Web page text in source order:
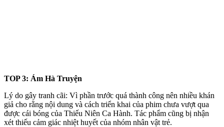
TOP 3: Ám Hà Truyện
Lý do gây tranh cãi: Vì phần trước quá thành công nên nhiều khán
giả cho rằng nội dung và cách triển khai của phim chưa vượt qua
được cái bóng của Thiếu Niên Ca Hành. Tác phẩm cũng bị nhận
xét thiếu cảm giác nhiệt huyết của nhóm nhân vật trẻ.